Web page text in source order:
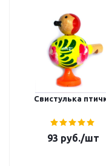
Свистулька
93 руб./шт